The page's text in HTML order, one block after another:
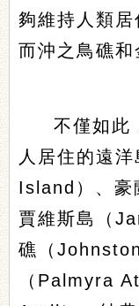
夠維持人類
而沖之鳥礁和
不僅如此
人居住的遠
Island）、豪
賈維斯島（
礁（
（Palmyra